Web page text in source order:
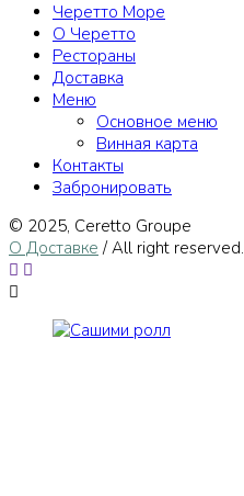
Черетто Море
О Черетто
Рестораны
Доставка
Меню
Основное меню
Винная карта
Контакты
Забронировать
© 2025, Сeretto Groupe
О Доставке / All right reserved.